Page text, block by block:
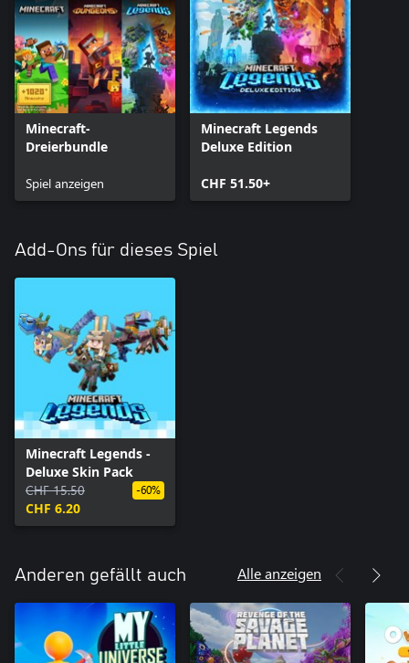
Minecraft-
Dreierbundle
Spiel anzeigen
Minecraft Legends
Deluxe Edition
CHF 51.50+
Add-Ons für dieses Spiel
Minecraft Legends -
Deluxe Skin Pack
CHF 15.50
CHF 6.20
-60%
Anderen gefällt auch Alle anzeigen